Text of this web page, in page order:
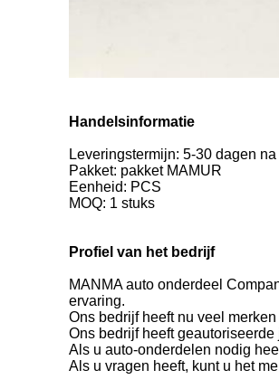
Handelsinformatie
Leveringstermijn: 5-30 dagen na
Pakket: pakket MAMUR
Eenheid: PCS
MOQ: 1 stuks
Profiel van het bedrijf
MANMA auto onderdeel
ervaring.
Ons bedrijf heeft nu veel
Ons bedrijf heeft
Als u auto-onderdelen nodig
Als u vragen heeft, kunt u het